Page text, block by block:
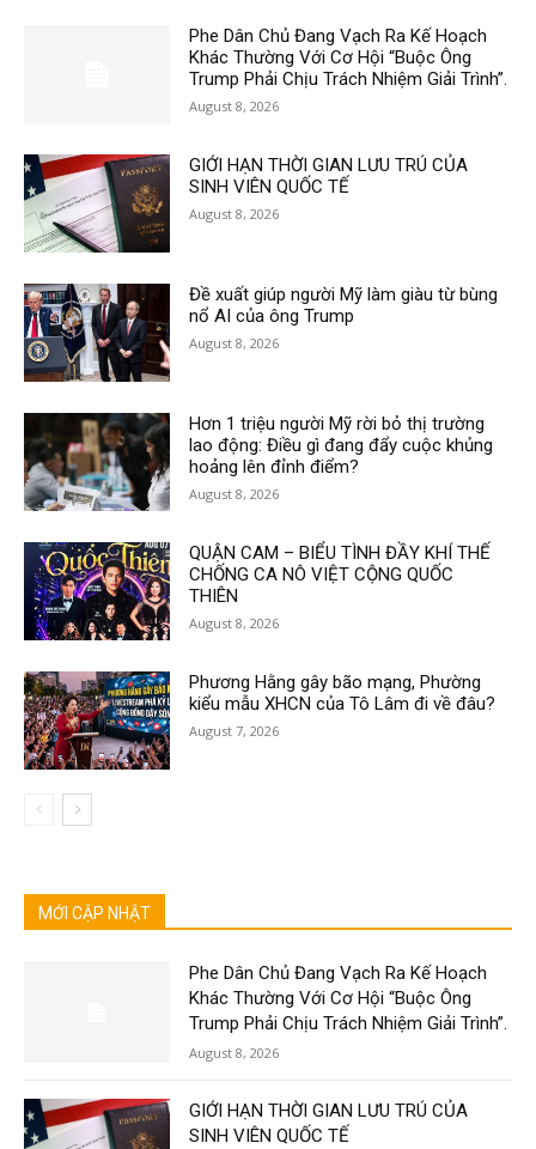
Phe Dân Chủ Đang Vạch Ra Kế Hoạch
Khác Thường Với Cơ Hội “Buộc Ông
Trump Phải Chịu Trách Nhiệm Giải Trình”.
August 8, 2026
GIỚI HẠN THỜI GIAN LƯU TRÚ CỦA
SINH VIÊN QUỐC TẾ
August 8, 2026
Đề xuất giúp người Mỹ làm giàu từ bùng
nổ AI của ông Trump
August 8, 2026
Hơn 1 triệu người Mỹ rời bỏ thị trường
lao động: Điều gì đang đẩy cuộc khủng
hoảng lên đỉnh điểm?
August 8, 2026
QUẬN CAM – BIỂU TÌNH ĐẦY KHÍ THẾ
CHỐNG CA NÔ VIỆT CỘNG QUỐC
THIÊN
August 8, 2026
Phương Hằng gây bão mạng, Phường
kiểu mẫu XHCN của Tô Lâm đi về đâu?
August 7, 2026
MỚI CẬP NHẬT
Phe Dân Chủ Đang Vạch Ra Kế Hoạch
Khác Thường Với Cơ Hội “Buộc Ông
Trump Phải Chịu Trách Nhiệm Giải Trình”.
August 8, 2026
GIỚI HẠN THỜI GIAN LƯU TRÚ CỦA
SINH VIÊN QUỐC TẾ